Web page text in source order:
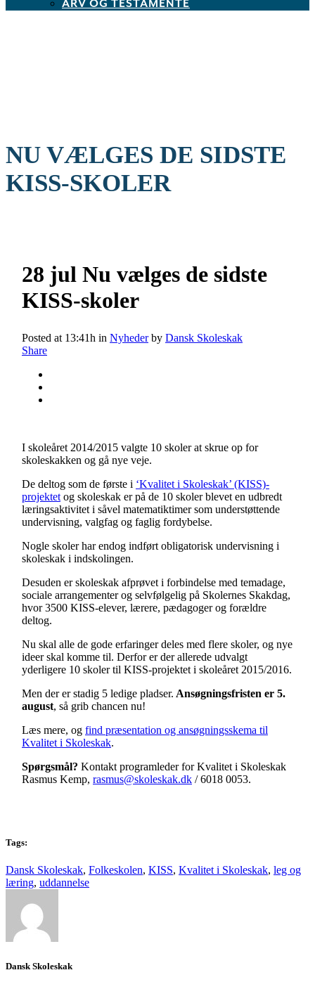
ARV OG TESTAMENTE
NU VÆLGES DE SIDSTE
KISS-SKOLER
28 jul Nu vælges de sidste
KISS-skoler
Posted at 13:41h in Nyheder by Dansk Skoleskak
Share
I skoleåret 2014/2015 valgte 10 skoler at skrue op for
skoleskakken og gå nye veje.
De deltog som de første i ‘Kvalitet i Skoleskak’ (KISS)-
projektet og skoleskak er på de 10 skoler blevet en udbredt
læringsaktivitet i såvel matematiktimer som understøttende
undervisning, valgfag og faglig fordybelse.
Nogle skoler har endog indført obligatorisk undervisning i
skoleskak i indskolingen.
Desuden er skoleskak afprøvet i forbindelse med temadage,
sociale arrangementer og selvfølgelig på Skolernes Skakdag,
hvor 3500 KISS-elever, lærere, pædagoger og forældre
deltog.
Nu skal alle de gode erfaringer deles med flere skoler, og nye
ideer skal komme til. Derfor er der allerede udvalgt
yderligere 10 skoler til KISS-projektet i skoleåret 2015/2016.
Men der er stadig 5 ledige pladser. Ansøgningsfristen er 5.
august, så grib chancen nu!
Læs mere, og find præsentation og ansøgningsskema til
Kvalitet i Skoleskak.
Spørgsmål? Kontakt programleder for Kvalitet i Skoleskak
Rasmus Kemp, rasmus@skoleskak.dk / 6018 0053.
Tags:
Dansk Skoleskak, Folkeskolen, KISS, Kvalitet i Skoleskak, leg og
læring, uddannelse
Dansk Skoleskak